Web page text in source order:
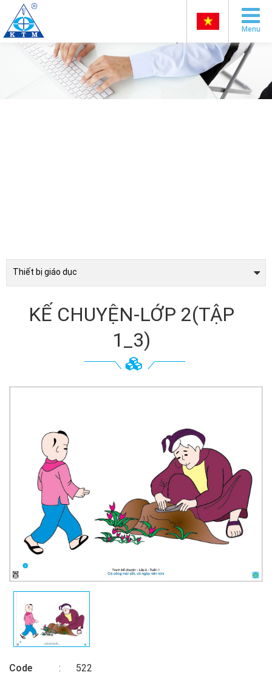
Menu
Thiết bị giáo dục
KẾ CHUYỆN-LỚP 2(TẬP
1_3)
Code 522